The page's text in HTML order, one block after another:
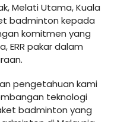
Melati Utama, Kuala
badminton kepada
komitmen yang
ERR pakar dalam
pengetahuan kami
teknologi
badminton yang